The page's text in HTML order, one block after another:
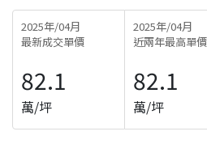
2025年/04月
最新成交單價
82.1
萬/坪
2025年/04月
近兩年最高單價
82.1
萬/坪